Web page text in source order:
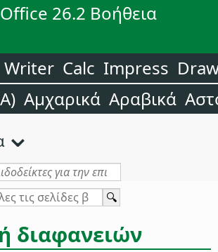
26.2 Βοήθεια
Writer Calc Impress
Αμχαρικά Αραβικά
διαφανειών